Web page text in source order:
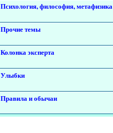
Психология, философия, метафизика
Прочие темы
Колонка эксперта
Улыбки
Правила и обычаи